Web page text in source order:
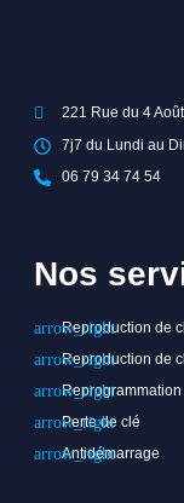
221 Rue du 4
7j7 du Lundi au
06 79 34 74 54
Nos
Reproduction de
Reproduction de
Reprogrammation
Perte de clé
Antidémarrage